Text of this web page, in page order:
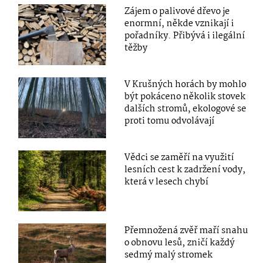
Zájem o palivové dřevo je
enormní, někde vznikají i
pořadníky. Přibývá i ilegální
těžby
V Krušných horách by mohlo
být pokáceno několik stovek
dalších stromů, ekologové se
proti tomu odvolávají
Vědci se zaměří na využití
lesních cest k zadržení vody,
která v lesech chybí
Přemnožená zvěř maří snahu
o obnovu lesů, zničí každý
sedmý malý stromek